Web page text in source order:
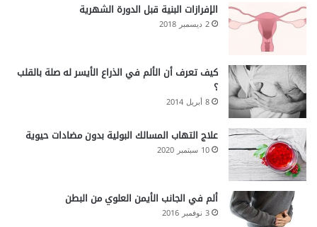
الإفرازات البنية قبل الدورة الشهرية
2 ديسمبر 2018
كيف تعرف أن الألم في الذراع الأيسر له صلة بالقلب
؟
8 أبريل 2014
علاج التهاب المسالك البولية بدون مضادات حيوية
10 سبتمبر 2020
ألم في الجانب الأيمن العلوي من البطن
3 نوفمبر 2016